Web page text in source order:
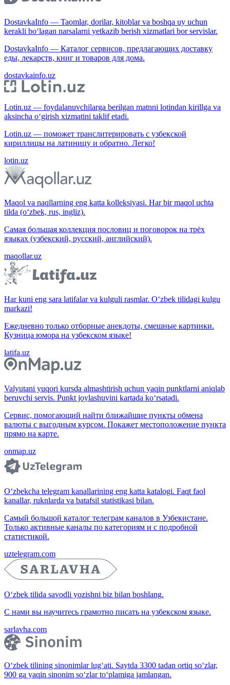
DostavkaInfo — Taomlar, dorilar, kitoblar va boshqa uy uchun
kerakli bo‘lagan narsalarni yetkazib berish xizmatlari bor servislar.
DostavkaInfo — Каталог сервисов, предлагающих доставку
еды, лекарств, книг и товаров для дома.
dostavkainfo.uz
Lotin.uz — foydalanuvchilarga berilgan matnni lotindan kirillga va
aksincha o‘girish xizmatini taklif etadi.
Lotin.uz — поможет транслитерировать с узбекской
кириллицы на латиницу и обратно. Легко!
lotin.uz
Maqol va naqllarning eng katta kolleksiyasi. Har bir maqol uchta
tilda (o‘zbek, rus, ingliz).
Самая большая коллекция пословиц и поговорок на трёх
языках (узбекский, русский, английский).
maqollar.uz
Har kuni eng sara latifalar va kulguli rasmlar. O‘zbek tilidagi kulgu
markazi!
Ежедневно только отборные анекдоты, смешные картинки.
Кузница юмора на узбекском языке!
latifa.uz
Valyutani yuqori kursda almashtirish uchun yaqin punktlarni aniqlab
beruvchi servis. Punkt joylashuvini kartada ko‘rsatadi.
Сервис, помогающий найти ближайшие пункты обмена
валюты с выгодным курсом. Покажет местоположение пункта
прямо на карте.
onmap.uz
O‘zbekcha telegram kanallarining eng katta katalogi. Faqt faol
kanallar, ruknlarda va batafsil statistikasi bilan.
Самый большой каталог телеграм каналов в Узбекистане.
Только активные каналы по категориям и с подробной
статистикой.
uztelegram.com
O‘zbek tilida savodli yozishni biz bilan boshlang.
С нами вы научитесь грамотно писать на узбекском языке.
sarlavha.com
O‘zbek tilining sinonimlar lug‘ati. Saytda 3300 tadan ortiq so‘zlar,
900 ga yaqin sinonim so‘zlar to‘plamiga jamlangan.